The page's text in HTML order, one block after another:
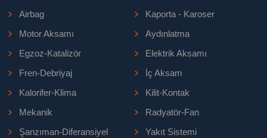
Airbag
Kaporta - Karoser
Motor Aksamı
Aydınlatma
Egzoz-Katalizör
Elektrik Aksamı
Fren-Debriyaj
İç Aksam
Kalorifer-Klima
Kilit-Kontak
Mekanik
Radyatör-Fan
Şanzıman-Diferansiyel
Yakıt Sistemi